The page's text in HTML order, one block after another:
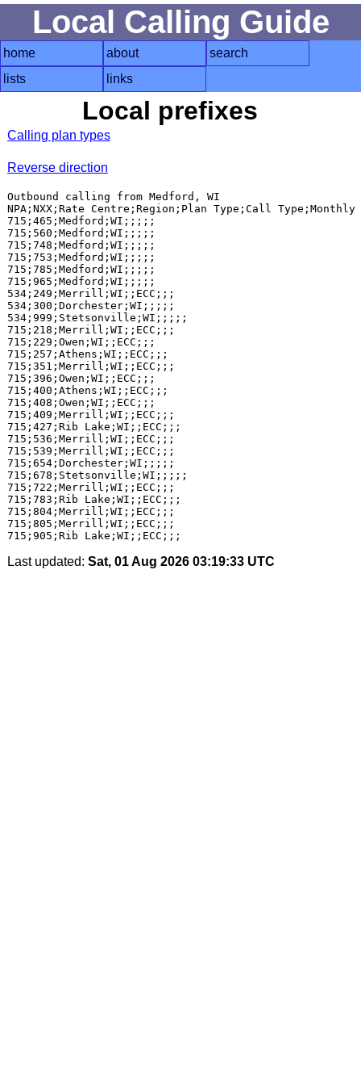
Local Calling Guide
home about
search
lists
links
Local prefixes
Calling plan types
Reverse direction
Outbound calling from Medford, WI
NPA;NXX;Rate Centre;Region;Plan Type;Call
715;465;Medford;WI;;;;;
715;560;Medford;WI;;;;;
715;748;Medford;WI;;;;;
715;753;Medford;WI;;;;;
715;785;Medford;WI;;;;;
715;965;Medford;WI;;;;;
534;249;Merrill;WI;;ECC;;;
534;300;Dorchester;WI;;;;;
534;999;Stetsonville;WI;;;;;
715;218;Merrill;WI;;ECC;;;
715;229;Owen;WI;;ECC;;;
715;257;Athens;WI;;ECC;;;
715;351;Merrill;WI;;ECC;;;
715;396;Owen;WI;;ECC;;;
715;400;Athens;WI;;ECC;;;
715;408;Owen;WI;;ECC;;;
715;409;Merrill;WI;;ECC;;;
715;427;Rib Lake;WI;;ECC;;;
715;536;Merrill;WI;;ECC;;;
715;539;Merrill;WI;;ECC;;;
715;654;Dorchester;WI;;;;;
715;678;Stetsonville;WI;;;;;
715;722;Merrill;WI;;ECC;;;
715;783;Rib Lake;WI;;ECC;;;
715;804;Merrill;WI;;ECC;;;
715;805;Merrill;WI;;ECC;;;
Last updated: Sat, 01 Aug 2026 03:19:33 UTC